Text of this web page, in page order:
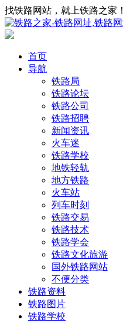
找铁路网站，就上铁路之家！
首页
导航
铁路局
铁路论坛
铁路公司
铁路招聘
新闻资讯
火车迷
铁路学校
地铁轻轨
地方铁路
火车站
列车时刻
铁路交易
铁路技术
铁路学会
铁路文化旅游
国外铁路网站
不便分类
铁路资料
铁路图片
铁路学校